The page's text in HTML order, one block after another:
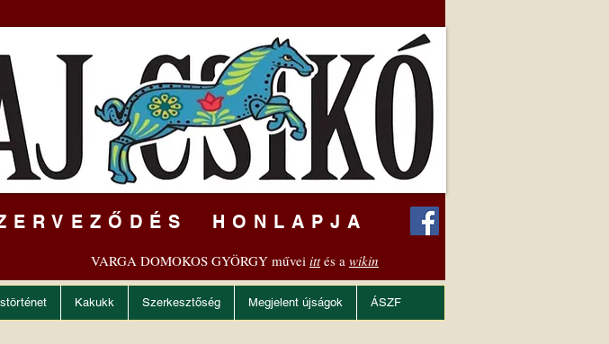
HONLAPJA
VARGA DOMOKOS GYÖRGY művei ittés a wikin
Kakukk Szerkesztőség Megjelent újságok ÁSZF